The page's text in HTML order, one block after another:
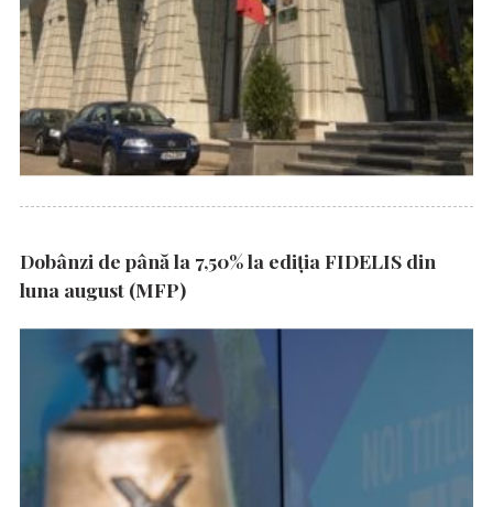
Dobânzi de până la 7,50% la ediția FIDELIS din
luna august (MFP)